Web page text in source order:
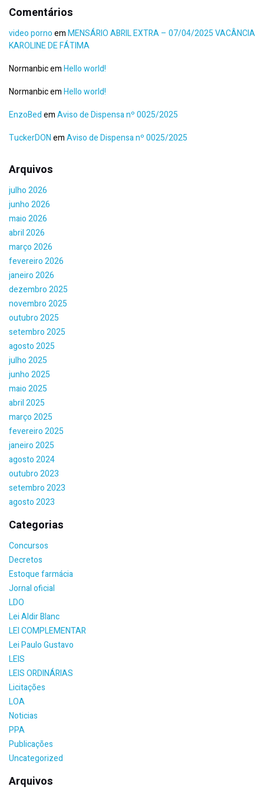
Comentários
video pornoemMENSÁRIO ABRIL EXTRA – 07/04/2025 VACÂNCIA
KAROLINE DE FÁTIMA
NormanbicemHello world!
NormanbicemHello world!
EnzoBedemAviso de Dispensa nº 0025/2025
TuckerDONemAviso de Dispensa nº 0025/2025
Arquivos
julho 2026
junho 2026
maio 2026
abril 2026
março 2026
fevereiro 2026
janeiro 2026
dezembro 2025
novembro 2025
outubro 2025
setembro 2025
agosto 2025
julho 2025
junho 2025
maio 2025
abril 2025
março 2025
fevereiro 2025
janeiro 2025
agosto 2024
outubro 2023
setembro 2023
agosto 2023
Categorias
Concursos
Decretos
Estoque farmácia
Jornal oficial
LDO
Lei Aldir Blanc
LEI COMPLEMENTAR
Lei Paulo Gustavo
LEIS
LEIS ORDINÁRIAS
Licitações
LOA
Noticias
PPA
Publicações
Uncategorized
Arquivos